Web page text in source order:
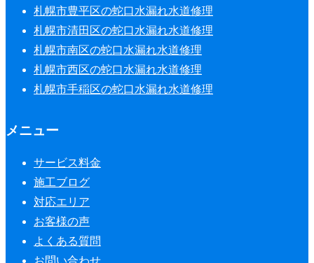
札幌市豊平区の蛇口水漏れ水道修理
札幌市清田区の蛇口水漏れ水道修理
札幌市南区の蛇口水漏れ水道修理
札幌市西区の蛇口水漏れ水道修理
札幌市手稲区の蛇口水漏れ水道修理
メニュー
サービス料金
施工ブログ
対応エリア
お客様の声
よくある質問
お問い合わせ